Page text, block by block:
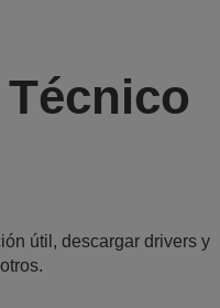
útil, descargar drivers y